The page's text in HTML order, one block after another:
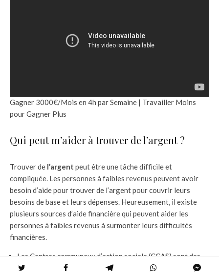
Gagner 3000€/Mois en 4h par Semaine | Travailler Moins
pour Gagner Plus
Qui peut m’aider à trouver de l’argent ?
Trouver de l’argent peut être une tâche difficile et
compliquée. Les personnes à faibles revenus peuvent avoir
besoin d’aide pour trouver de l’argent pour couvrir leurs
besoins de base et leurs dépenses. Heureusement, il existe
plusieurs sources d’aide financière qui peuvent aider les
personnes à faibles revenus à surmonter leurs difficultés
financières.
Les Centres communaux d’action sociale (CCAS) sont des
organismes publics qui aident les personnes en difficulté à